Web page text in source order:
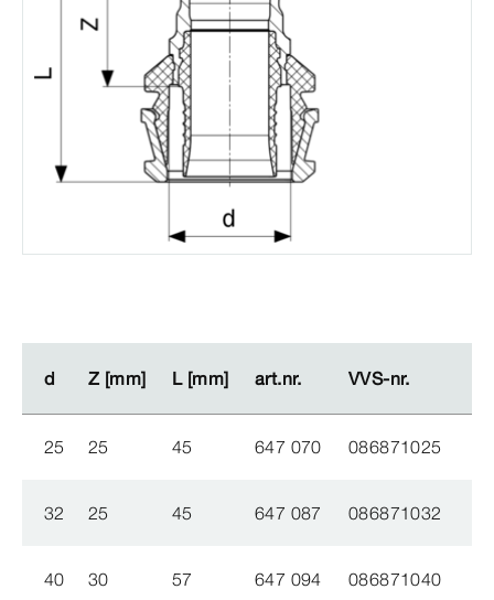
d Z [mm] L [mm] art.nr. VVS-​nr.
d Z [mm] L [mm] art.nr. VVS-​nr.
25 25 45 647 070 086871025
32 25 45 647 087 086871032
40 30 57 647 094 086871040